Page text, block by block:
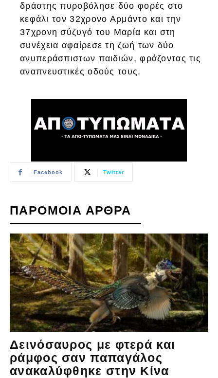
δράστης πυροβόλησε δύο φορές στο
κεφάλι τον 32χρονο Αρμάντο και την
37χρονη σύζυγό του Μαρία και στη
συνέχεια αφαίρεσε τη ζωή των δύο
ανυπεράσπιστων παιδιών, φράζοντας τις
αναπνευστικές οδούς τους.
Facebook Twitter
ΠΑΡΟΜΟΙΑ ΑΡΘΡΑ
Δεινόσαυρος με φτερά και
ράμφος σαν παπαγάλος
ανακαλύφθηκε στην Κίνα